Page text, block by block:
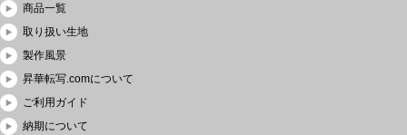
商品一覧
取り扱い生地
製作風景
昇華転写.comについて
ご利用ガイド
納期について